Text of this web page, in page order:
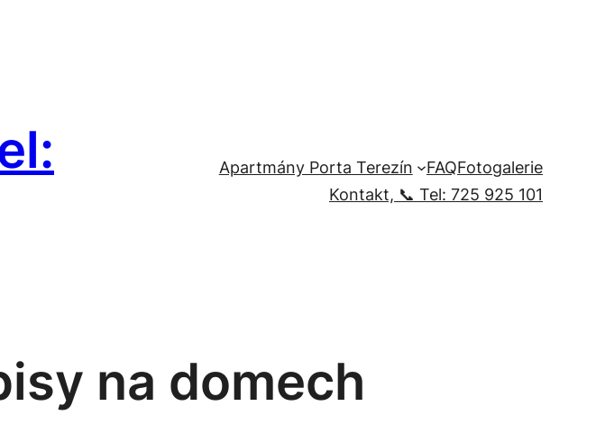
Apartmány Porta Terezín FAQFotogalerie
Kontakt, 📞 Tel: 725 925 101
na domech